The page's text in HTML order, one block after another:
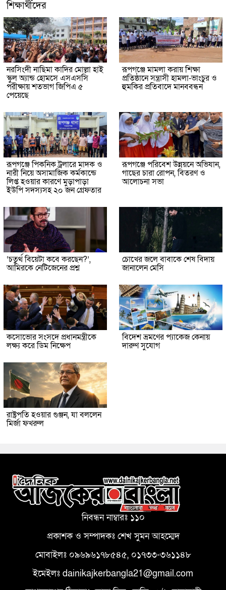
শিক্ষার্থীদের
নরসিংদী নাছিমা কাদির মোল্লা হাই
স্কুল অ্যান্ড হোমসে এসএসসি
পরীক্ষায় শতভাগ জিপিএ ৫
পেয়েছে
রূপগঞ্জে মামলা করায় শিক্ষা
প্রতিষ্ঠানে সন্ত্রাসী হামলা-ভাংচুর ও
হুমকির প্রতিবাদে মানববন্ধন
রূপগঞ্জে পিকনিক ট্রলারে মাদক ও
নারী নিয়ে অসামাজিক কর্মকান্ডে
লিপ্ত হওয়ার কারণে মুড়াপাড়া
ইউপি সদস্যসহ ২০ জন গ্রেফতার
রূপগঞ্জে পরিবেশ উন্নয়নে অভিযান,
গাছের চারা রোপন, বিতরণ ও
আলোচনা সভা
‘চতুর্থ বিয়েটা কবে করছেন?’,
আমিরকে নেটিজেনের প্রশ্ন
চোখের জলে বাবাকে শেষ বিদায়
জানালেন মেসি
কসোভোর সংসদে প্রধানমন্ত্রীকে
লক্ষ্য করে ডিম নিক্ষেপ
বিদেশ ভ্রমণের প্যাকেজ কেনায়
দারুণ সুযোগ
রাষ্ট্রপতি হওয়ার গুঞ্জন, যা বললেন
মির্জা ফখরুল
নিবন্ধন নাম্বারঃ ১১০
প্রকাশক ও সম্পাদকঃ শেখ সুমন আহম্মেদ
মোবাইলঃ ০৯৬৯৬১৭৮৫৪৫, ০১৭৩৩-৩৬১১৪৮
ইমেইলঃ dainikajkerbangla21@gmail.com